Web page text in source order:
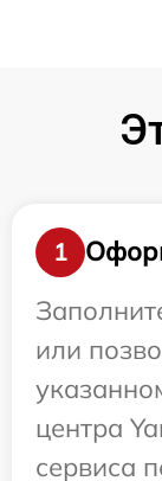
1
или
центра
сервиса